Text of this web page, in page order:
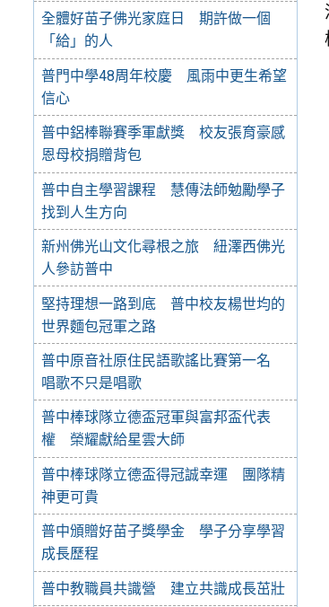
全體好苗子佛光家庭日 期許做一個
「給」的人
普門中學48周年校慶 風雨中更生希望
信心
普中鋁棒聯賽季軍獻獎 校友張育豪感
恩母校捐贈背包
普中自主學習課程 慧傳法師勉勵學子
找到人生方向
新州佛光山文化尋根之旅 紐澤西佛光
人參訪普中
堅持理想一路到底 普中校友楊世均的
世界麵包冠軍之路
普中原音社原住民語歌謠比賽第一名
唱歌不只是唱歌
普中棒球隊立德盃冠軍與富邦盃代表
權 榮耀獻給星雲大師
普中棒球隊立德盃得冠誠幸運 團隊精
神更可貴
普中頒贈好苗子獎學金 學子分享學習
成長歷程
普中教職員共識營 建立共識成長茁壯